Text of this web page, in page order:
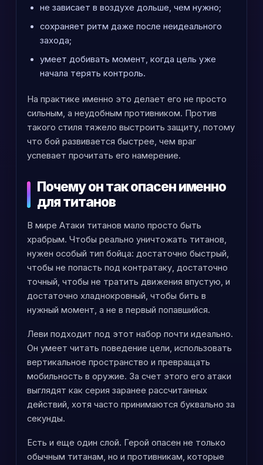
не зависает в воздухе дольше, чем нужно;
сохраняет ритм даже после неидеального
захода;
умеет добивать момент, когда цель уже
начала терять контроль.
На практике именно это делает его не просто
сильным, а неудобным противником. Против
такого стиля тяжело выстроить защиту, потому
что бой развивается быстрее, чем враг
успевает прочитать его намерение.
Почему он так опасен именно
для титанов
В мире Атаки титанов мало просто быть
храбрым. Чтобы реально уничтожать титанов,
нужен особый тип бойца: достаточно быстрый,
чтобы не попасть под контратаку, достаточно
точный, чтобы не тратить движения впустую, и
достаточно хладнокровный, чтобы бить в
нужный момент, а не в первый попавшийся.
Леви подходит под этот набор почти идеально.
Он умеет читать поведение цели, использовать
вертикальное пространство и превращать
мобильность в оружие. За счет этого его атаки
выглядят как серия заранее рассчитанных
действий, хотя часто принимаются буквально за
секунды.
Есть и еще один слой. Герой опасен не только
обычным титанам, но и противникам, которые